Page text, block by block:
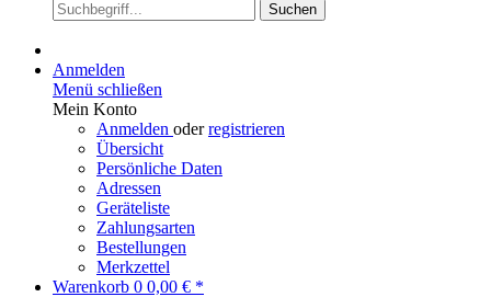
Suchen
Anmelden
Menü schließen
Mein Konto
Anmelden oderregistrieren
Übersicht
Persönliche Daten
Adressen
Geräteliste
Zahlungsarten
Bestellungen
Merkzettel
Warenkorb 0 0,00 € *